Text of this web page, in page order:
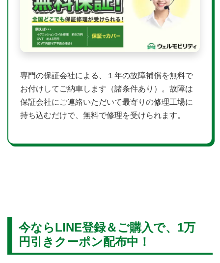
専門の保証会社による、１年の故障補償を無料で
お付けしてご納車します（諸条件あり）。故障は
保証会社にご連絡いただいて最寄りの修理工場に
持ち込むだけで、無料で修理を受けられます。
今ならLINE登録＆ご購入で、1万
円引きクーポン配布中！